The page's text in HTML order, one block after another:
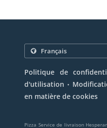
Politique de
d'utilisation .
en matière de cookies
Pizza Service de livraison